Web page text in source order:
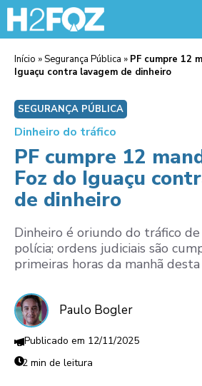
Início »Segurança Pública » PF cumpre 12
Iguaçu contra lavagem de dinheiro
SEGURANÇA PÚBLICA
Dinheiro do tráfico
PF cumpre 12
Foz do Iguaçu
de dinheiro
Dinheiro é oriundo do tráfico
polícia; ordens judiciais são
primeiras horas da manhã
Paulo Bogler
12/11/2025
2 min de leitura